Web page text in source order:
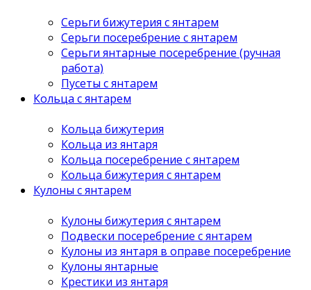
Серьги бижутерия с янтарем
Серьги посеребрение с янтарем
Серьги янтарные посеребрение (ручная
работа)
Пусеты с янтарем
Кольца с янтарем
Кольца бижутерия
Кольца из янтаря
Кольца посеребрение с янтарем
Кольца бижутерия с янтарем
Кулоны с янтарем
Кулоны бижутерия с янтарем
Подвески посеребрение с янтарем
Кулоны из янтаря в оправе посеребрение
Кулоны янтарные
Крестики из янтаря